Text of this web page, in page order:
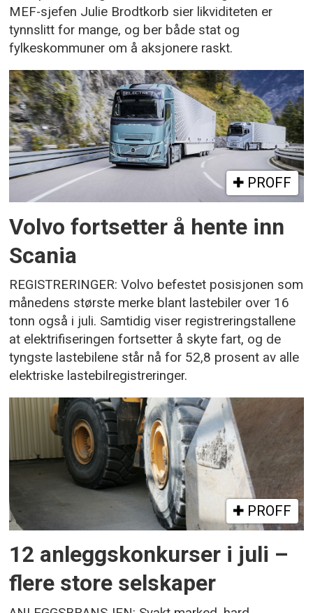
MEF-sjefen Julie Brodtkorb sier likviditeten er
tynnslitt for mange, og ber både stat og
fylkeskommuner om å aksjonere raskt.
PROFF
Volvo fortsetter å hente inn
Scania
REGISTRERINGER: Volvo befestet posisjonen som
månedens største merke blant lastebiler over 16
tonn også i juli. Samtidig viser registreringstallene
at elektrifiseringen fortsetter å skyte fart, og de
tyngste lastebilene står nå for 52,8 prosent av alle
elektriske lastebilregistreringer.
PROFF
12 anleggskonkurser i juli –
flere store selskaper